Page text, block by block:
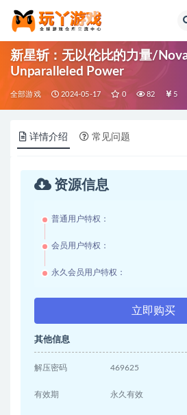
新星斩：无以伦比的力量/
Unparalleled Power
全部游戏 2024-05-17 0 82 5
详情介绍 常见问题
资源信息
普通用户特权：
会员用户特权：
永久会员用户特权：
立即购买
其他信息
解压密码 469625
有效期 永久有效